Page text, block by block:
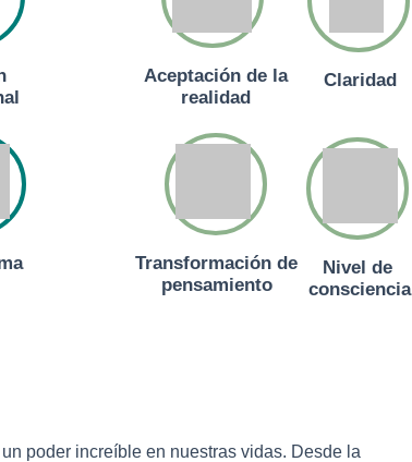
Aceptación de la
realidad
Claridad
Transformación de
pensamiento
Nivel de
consciencia
poder increíble en nuestras vidas. Desde la